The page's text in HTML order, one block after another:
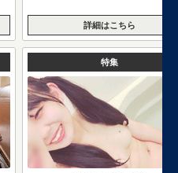
詳細はこちら
特集